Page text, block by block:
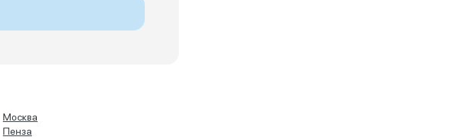
Москва
Пенза